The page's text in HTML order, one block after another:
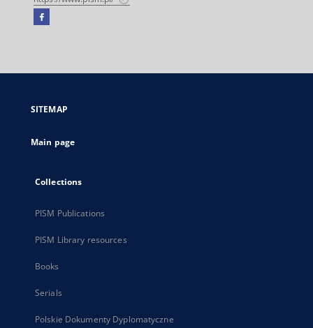
Facebook
open
new
SITEMAP
Main page
Collections
PISM Publications
PISM Library resources
Books
Serials
Polskie Dokumenty Dyplomatyczne